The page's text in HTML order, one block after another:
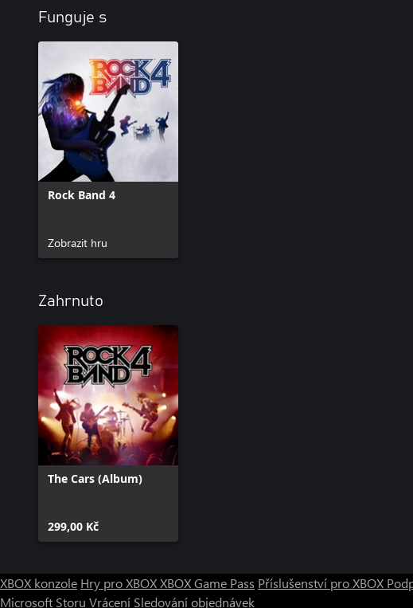
Funguje s
Rock Band 4
Zobrazit hru
Zahrnuto
The Cars (Album)
299,00 Kč
XBOX konzole Hry pro XBOXXBOX Game Pass Příslušenství pro XBOX
Microsoft Storu Vrácení Sledování objednávek